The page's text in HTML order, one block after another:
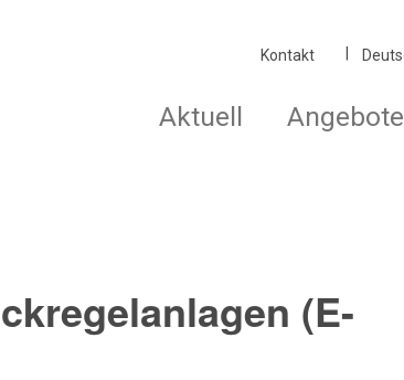
Kontakt
Aktuell Angebote
(E-